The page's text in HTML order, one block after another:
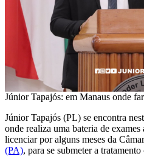
Júnior Tapajós: em Manaus onde
Júnior Tapajós (PL) se encontra
onde realiza uma bateria de
licenciar por alguns meses da
(PA), para se submeter a tratamento